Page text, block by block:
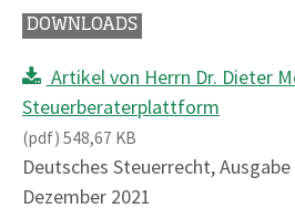
DOWNLOADS
Artikel von Herrn Dr. Dieter
Steuerberaterplattform
(pdf) 548,67 KB
Deutsches Steuerrecht,
Dezember 2021